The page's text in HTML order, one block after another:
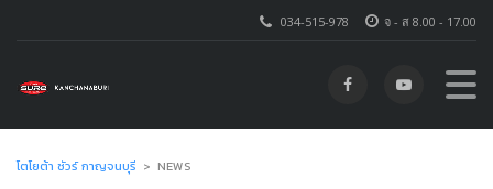
จ - ส 8.00 - 17.00
034-515-978
โตโยต้า ชัวร์ กาญจนบุรี > NEWS